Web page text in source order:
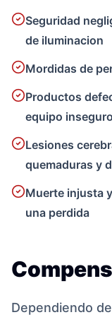
Seguridad
de iluminacion
Mordidas de
Productos
equipo inseguro
Lesiones
quemaduras y
Muerte injusta
una perdida
Dependiendo